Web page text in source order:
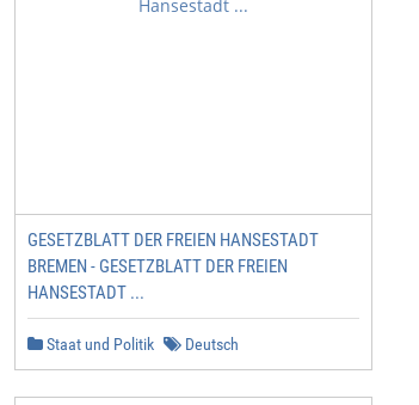
GESETZBLATT DER FREIEN HANSESTADT
BREMEN - GESETZBLATT DER FREIEN
HANSESTADT ...
Staat und Politik Deutsch